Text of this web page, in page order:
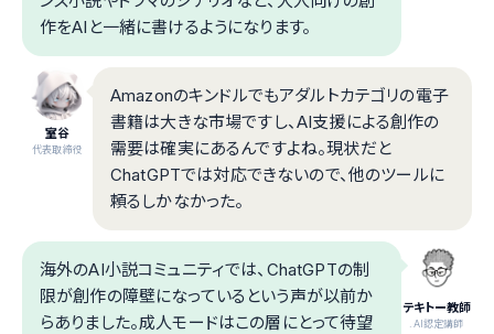
作をAIと一緒に書けるようになります。
室谷
代表取締役
Amazonのキンドルでもアダルトカテゴリの電子
書籍は大きな市場ですし、AI支援による創作の
需要は確実にあるんですよね。現状だと
ChatGPTでは対応できないので、他のツールに
頼るしかなかった。
テキトー教師
.AI認定講師
海外のAI小説コミュニティでは、ChatGPTの制
限が創作の障壁になっているという声が以前か
らありました。成人モードはこの層にとって待望